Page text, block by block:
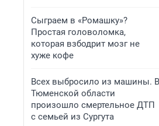
Сыграем в «Ромашку»?
Простая головоломка,
которая взбодрит мозг не
хуже кофе
Всех выбросило из машины. В
Тюменской области
произошло смертельное ДТП
с семьей из Сургута